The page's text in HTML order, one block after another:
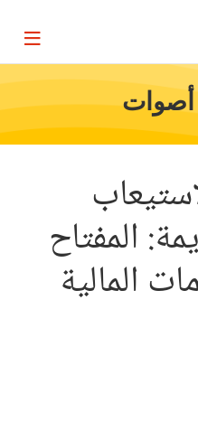
Page
أصوات
المفتاح
المالية